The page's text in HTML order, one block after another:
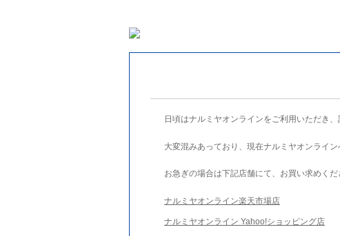
日頃はナルミヤオンラインをご利用いただき、
大変混みあっており、現在ナルミヤオンライ
お急ぎの場合は下記店舗にて、お買い求めくだ
ナルミヤオンライン楽天市場店
ナルミヤオンライン Yahoo!ショッピング店